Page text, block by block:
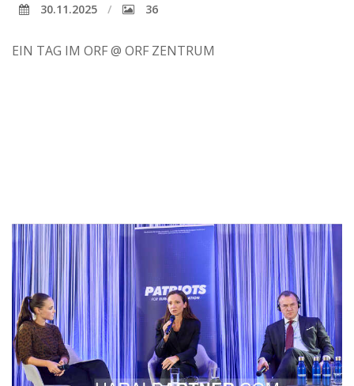
30.11.2025 36
EIN TAG IM ORF @ ORF ZENTRUM